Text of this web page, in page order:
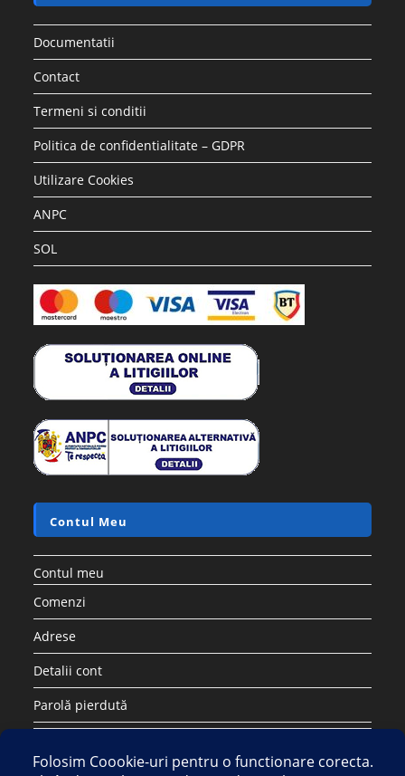
Documentatii
Contact
Termeni si conditii
Politica de confidentialitate – GDPR
Utilizare Cookies
ANPC
SOL
Contul Meu
Contul meu
Comenzi
Adrese
Detalii cont
Parolă pierdută